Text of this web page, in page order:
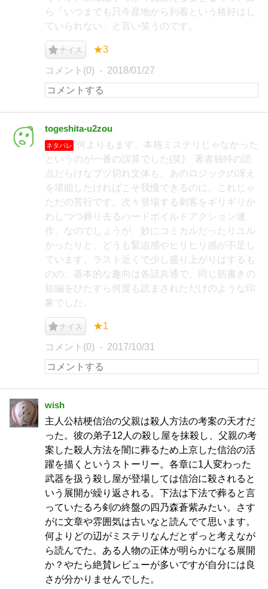
ら「いつまでも只今産地から到着という格好はし
ていられない」と言い笑うのです。
ナイス ★3
コメント(0) 2018/01/27
togeshita-u2zou
ネタバレ
何よりもまず、本格ミステリじゃなかった
というのが一番の誤算でした(笑) 著者独特の読
点だらけなブツ切れ文体も、あのロジックの冴え
を堪能したければこそ我慢できるのに、これじゃ
ただの苦行です。次々登場する刺客をギリギリか
わしつつ葬り去るハードボイルドアクション連
作、なのでしょうが、妙にコミカルだったりユル
かったりと、どうも緊迫感やヒリヒリ感が不足し
ています。ラスト近くで少し盛り上がりはするも
のの、基本的な趣向は各話共通で、同じ筋書きの
短編をひたすら何度も読まされただけのような印
象でした。
ナイス ★1
コメント(0) 2017/10/31
wish
主人公桔梗信治の父親は殺人方法の考案の天才だ
った。彼の弟子12人の殺し屋を抹殺し、父親の考
案した殺人方法を闇に葬るため上京した信治の活
躍を描くというストーリー。各章に1人変わった
武器を扱う殺し屋が登場しては信治に殺されると
いう展開が繰り返される。下法は下法で葬ると言
っていたるろ剣の終盤の四乃森蒼紫みたい。さす
がに文章や雰囲気は古いなと読んでて思います。
何よりどの辺がミステリなんだとずっと考えなが
ら読んでた。ある人物の正体が明らかになる展開
か？やたら絶賛レビューが多いですが自分には良
さが分かりませんでした。